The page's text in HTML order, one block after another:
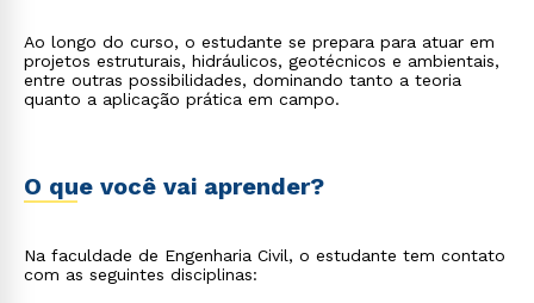
Ao longo do curso, o estudante se prepara para atuar em
projetos estruturais, hidráulicos, geotécnicos e ambientais,
entre outras possibilidades, dominando tanto a teoria
quanto a aplicação prática em campo.
O que você vai aprender?
Na faculdade de Engenharia Civil, o estudante tem contato
com as seguintes disciplinas: